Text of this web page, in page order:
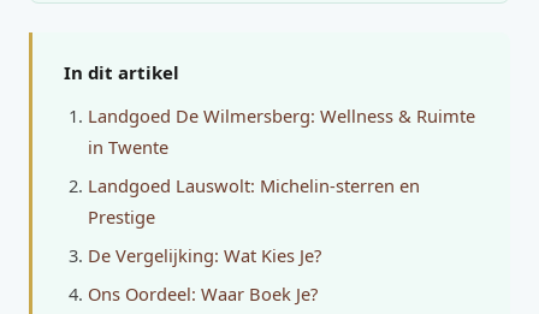
In dit artikel
Landgoed De Wilmersberg: Wellness & Ruimte
in Twente
Landgoed Lauswolt: Michelin-sterren en
Prestige
De Vergelijking: Wat Kies Je?
Ons Oordeel: Waar Boek Je?